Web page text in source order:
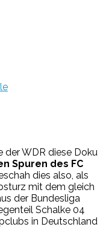
der WDR diese Doku
Spuren des FC
dies also, als
mit dem gleich
der Bundesliga
Schalke 04
in Deutschland